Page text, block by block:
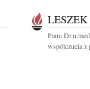
Panu
współczucia